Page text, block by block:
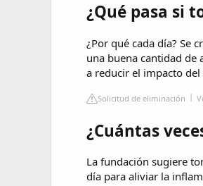
¿Qué pasa si
¿Por qué cada día? Se
una buena cantidad
a reducir el impacto
Solicitud de eliminación
¿Cuántas
La fundación sugiere
día para aliviar la